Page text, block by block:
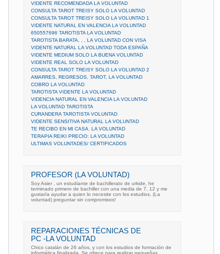
VIDENTE RECOMENDADA LA VOLUNTAD
CONSULTA TAROT TREISY SOLO LA VOLUNTAD
CONSULTA TAROT TREISY SOLO LA VOLUNTAD 1
VIDENTE NATURAL EN VALENCIA LA VOLUNTAD
650557696 TAROTISTA LA VOLUNTAD
TAROTISTA BARATA, , , LA VOLUNTAD CON VISA
VIDENTE NATURAL LA VOLUNTAD TODA ESPAÑA
VIDENTE MEDIUM SOLO LA BUENA VOLUNTAD
VIDENTE REAL SOLO LA VOLUNTAD
CONSULTA TAROT TREISY SOLO LA VOLUNTAD 2
AMARRES, REGRESOS, TAROT, LA VOLUNTAD
COBRO LA VOLUNTAD
TAROTISTA VIDENTE LA VOLUNTAD
VIDENCIA NATURAL EN VALENCIA LA VOLUNTAD
LA VOLUNTAD TAROTISTA
CURANDERA TAROTISTA VOLUNTAD
VIDENTE SENSITIVA NATURAL LA VOLUNTAD
TE RECIBO EN MI CASA. LA VOLUNTAD
TERAPIA REIKI PRECIO: LA VOLUNTAD
ULTIMAS VOLUNTADES/ CERTIFICADOS
PROFESOR (LA VOLUNTAD)
Soy Asier , un estudiante de bachillerato de urkide, he
terminado primero de bachiller con una media de 7, 12 y me
gustaría ayudar a quien lo necesite con los estudios, (La
voluntad) preguntar sin compromisos!
REPARACIONES TÉCNICAS DE
PC -LA VOLUNTAD
Chico catalán de 26 años, y con los estudios de formación de
informática finalizada, Se ofrece para realizar pequeñas